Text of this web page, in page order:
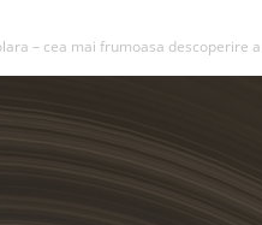
– cea mai frumoasa descoperire